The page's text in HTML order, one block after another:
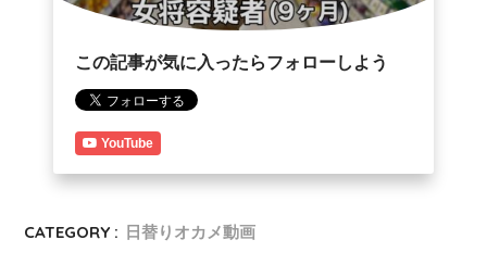
この記事が気に入ったらフォローしよう
YouTube
CATEGORY : 日替りオカメ動画